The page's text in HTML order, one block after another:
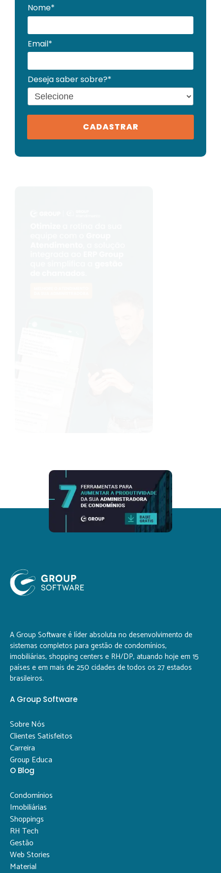
Nome*
Email*
Deseja saber sobre?*
CADASTRAR
A Group Software é líder absoluta no desenvolvimento de
sistemas completos para gestão de condomínios,
imobiliárias, shopping centers e RH/DP, atuando hoje em 15
países e em mais de 250 cidades de todos os 27 estados
brasileiros.
A Group Software
Sobre Nós
Clientes Satisfeitos
Carreira
Group Educa
O Blog
Condomínios
Imobiliárias
Shoppings
RH Tech
Gestão
Web Stories
Material